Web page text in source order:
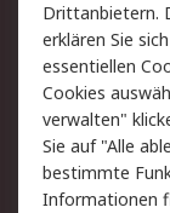
Rechtliches
AGB
Cookie-
Copyright/
Über RS
Drittanbietern.
erklären Sie
essentiellen
Cookies
verwalten"
Sie auf "Alle
bestimmte
Informationen